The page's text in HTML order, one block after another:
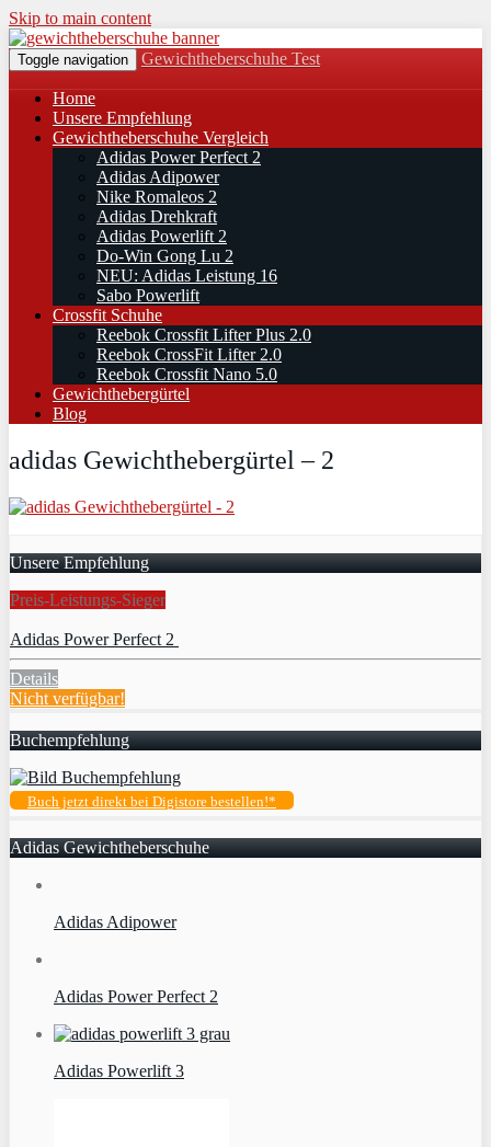
Skip to main content
Toggle navigation Gewichtheberschuhe Test
Home
Unsere Empfehlung
Gewichtheberschuhe Vergleich
Adidas Power Perfect 2
Adidas Adipower
Nike Romaleos 2
Adidas Drehkraft
Adidas Powerlift 2
Do-Win Gong Lu 2
NEU: Adidas Leistung 16
Sabo Powerlift
Crossfit Schuhe
Reebok Crossfit Lifter Plus 2.0
Reebok CrossFit Lifter 2.0
Reebok Crossfit Nano 5.0
Gewichthebergürtel
Blog
adidas Gewichthebergürtel – 2
Unsere Empfehlung
Preis-Leistungs-Sieger
Adidas Power Perfect 2
Details
Nicht verfügbar!
Buchempfehlung
Buch jetzt direkt bei Digistore bestellen!*
Adidas Gewichtheberschuhe
Adidas Adipower
Adidas Power Perfect 2
Adidas Powerlift 3